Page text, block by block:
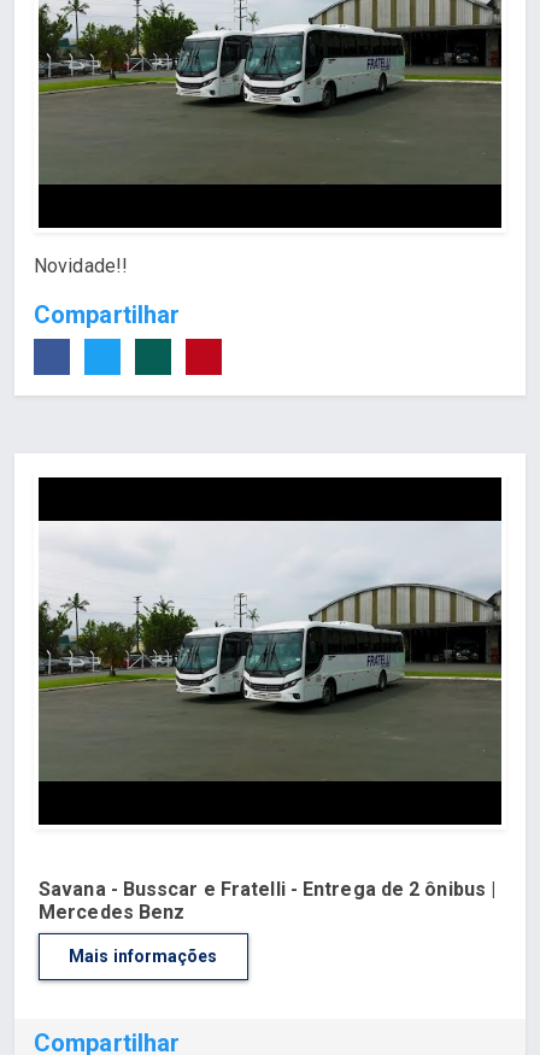
Novidade!!
Compartilhar
Savana - Busscar e Fratelli - Entrega de 2 ônibus |
Mercedes Benz
Mais informações
Compartilhar